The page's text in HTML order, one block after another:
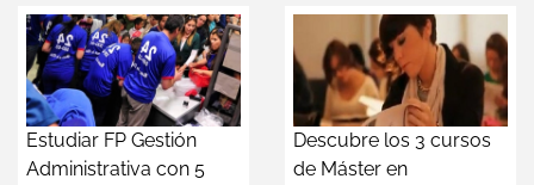
Estudiar FP Gestión
Administrativa con 5
Descubre los 3 cursos
de Máster en